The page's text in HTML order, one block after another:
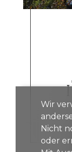
~
Wir
Nicht
oder